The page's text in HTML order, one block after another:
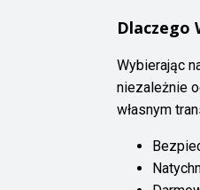
Dlaczego
Wybierając
niezależnie
własnym